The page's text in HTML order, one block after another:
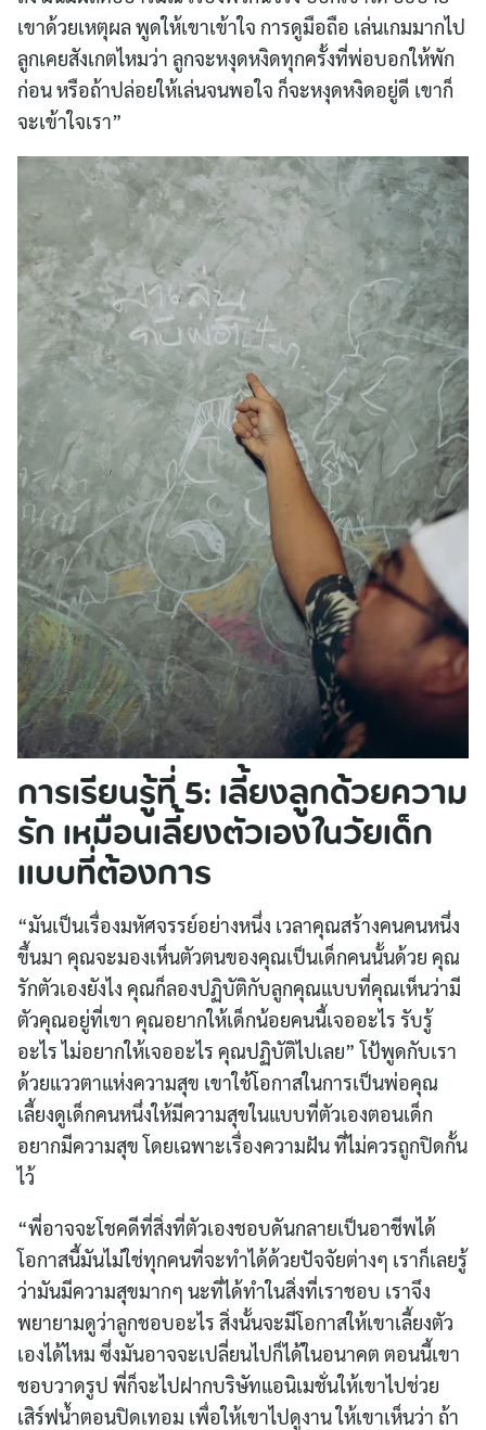
เขาด้วยเหตุผล พูดให้เขาเข้าใจ การดูมือถือ เล่นเกมมากไป
ลูกเคยสังเกตไหมว่า ลูกจะหงุดหงิดทุกครั้งที่พ่อบอกให้พัก
ก่อน หรือถ้าปล่อยให้เล่นจนพอใจ ก็จะหงุดหงิดอยู่ดี เขาก็
จะเข้าใจเรา”
การเรียนรู้ที่ 5: เลี้ยงลูกด้วยความ
รัก เหมือนเลี้ยงตัวเองในวัยเด็ก
แบบที่ต้องการ
“มันเป็นเรื่องมหัศจรรย์อย่างหนึ่ง เวลาคุณสร้างคนคนหนึ่ง
ขึ้นมา คุณจะมองเห็นตัวตนของคุณเป็นเด็กคนนั้นด้วย คุณ
รักตัวเองยังไง คุณก็ลองปฏิบัติกับลูกคุณแบบที่คุณเห็นว่ามี
ตัวคุณอยู่ที่เขา คุณอยากให้เด็กน้อยคนนี้เจออะไร รับรู้
อะไร ไม่อยากให้เจออะไร คุณปฏิบัติไปเลย” โป้พูดกับเรา
ด้วยแววตาแห่งความสุข เขาใช้โอกาสในการเป็นพ่อคุณ
เลี้ยงดูเด็กคนหนึ่งให้มีความสุขในแบบที่ตัวเองตอนเด็ก
อยากมีความสุข โดยเฉพาะเรื่องความฝัน ที่ไม่ควรถูกปิดกั้น
ไว้
“พี่อาจจะโชคดีที่สิ่งที่ตัวเองชอบดันกลายเป็นอาชีพได้
โอกาสนี้มันไม่ใช่ทุกคนที่จะทำได้ด้วยปัจจัยต่างๆ เราก็เลยรู้
ว่ามันมีความสุขมากๆ นะที่ได้ทำในสิ่งที่เราชอบ เราจึง
พยายามดูว่าลูกชอบอะไร สิ่งนั้นจะมีโอกาสให้เขาเลี้ยงตัว
เองได้ไหม ซึ่งมันอาจจะเปลี่ยนไปก็ได้ในอนาคต ตอนนี้เขา
ชอบวาดรูป พี่ก็จะไปฝากบริษัทแอนิเมชั่นให้เขาไปช่วย
เสิร์ฟน้ำตอนปิดเทอม เพื่อให้เขาไปดูงาน ให้เขาเห็นว่า ถ้า